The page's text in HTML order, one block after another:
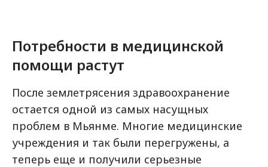
Потребности в медицинской
помощи растут
После землетрясения здравоохранение
остается одной из самых насущных
проблем в Мьянме. Многие медицинские
учреждения и так были перегружены, а
теперь еще и получили серьезные